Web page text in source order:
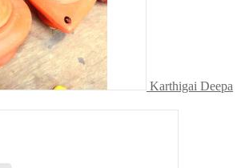
Karthigai Deepa